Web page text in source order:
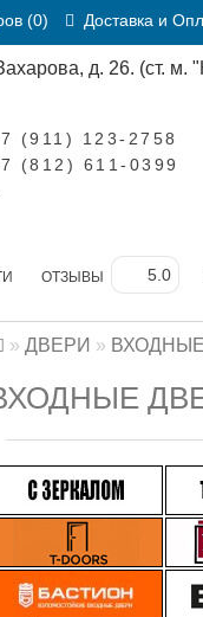
(0) Доставка и
д. 26. (ст.
(911) 123-2758
(812) 611-0399
ОТЗЫВЫ
ДВЕРИ